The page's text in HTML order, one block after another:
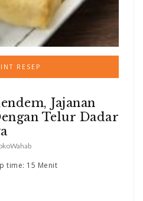
RESEP
Jajanan
Telur Dadar
time: 15 Menit